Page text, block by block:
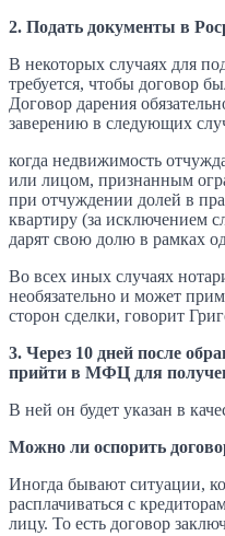
2. Подать документы в
В некоторых случаях для
требуется, чтобы договор
Договор дарения
заверению в следующих
когда недвижимость
или лицом, признанным
при отчуждении долей в
квартиру (за исключением
дарят свою долю в рамках
Во всех иных случаях
необязательно и может
сторон сделки, говорит
3. Через 10 дней после
прийти в МФЦ для
В ней он будет указан в
Можно ли оспорить
Иногда бывают ситуации,
расплачиваться с
лицу. То есть договор